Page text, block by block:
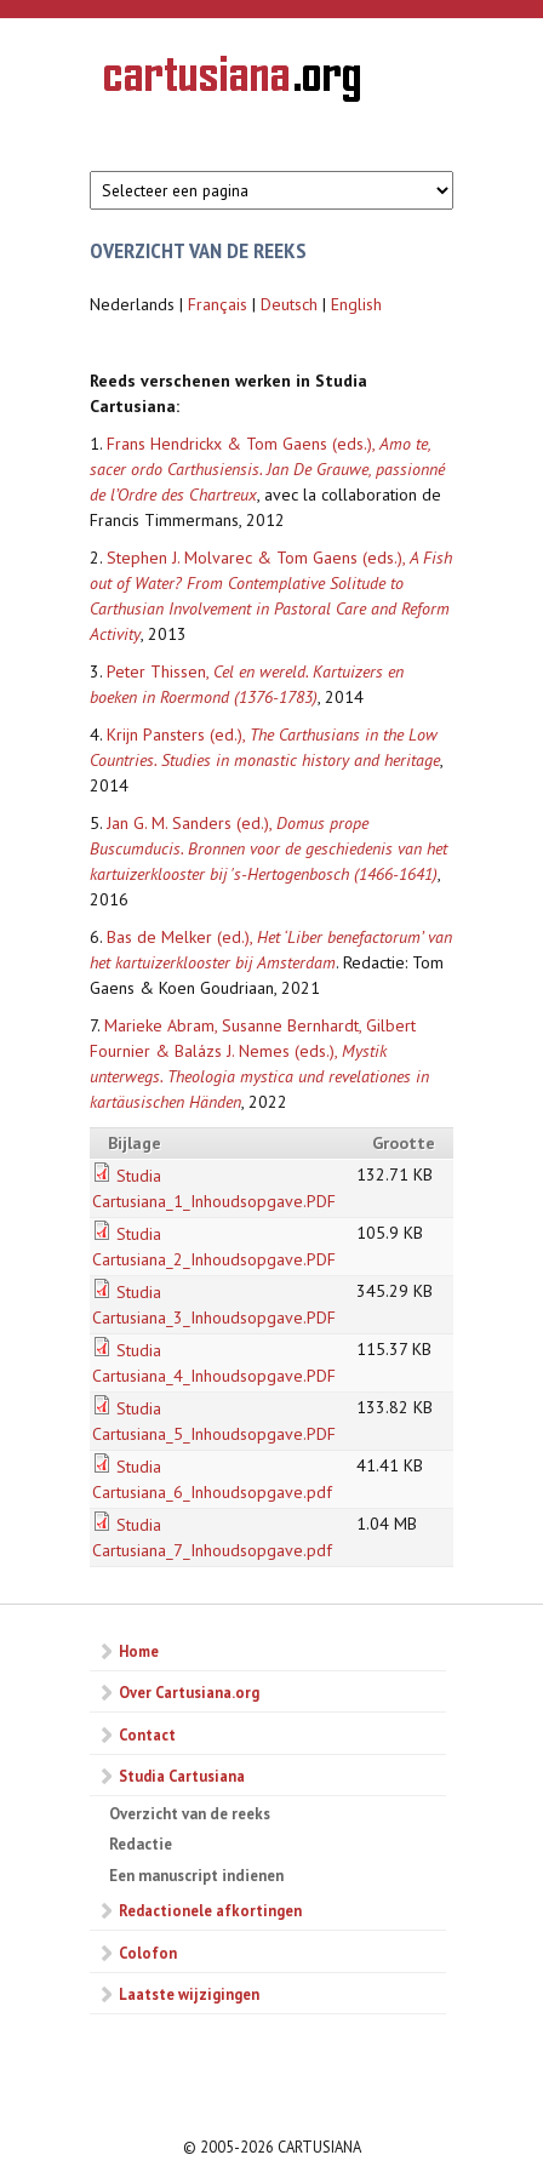
Overslaan en naar de inhoud gaan
CARTUSIANA
Geschiedenis
van de
OVERZICHT VAN DE REEKS
Nederlands | Français | Deutsch | English
Reeds verschenen werken in Studia
Cartusiana:
1. Frans Hendrickx & Tom Gaens (eds.),Amo te,
sacer ordo Carthusiensis. Jan De Grauwe, passionné
de l’Ordre des Chartreux, avec la collaboration de
Francis Timmermans, 2012
2. Stephen J. Molvarec & Tom Gaens (eds.),A Fish
out of Water? From Contemplative Solitude to
Carthusian Involvement in Pastoral Care and Reform
Activity, 2013
3. Peter Thissen, Cel en wereld. Kartuizers en
boeken in Roermond (1376-1783), 2014
4. Krijn Pansters (ed.), The Carthusians in the Low
Countries. Studies in monastic history and heritage,
2014
5. Jan G. M. Sanders (ed.), Domus prope
Buscumducis. Bronnen voor de geschiedenis van het
kartuizerklooster bij 's-Hertogenbosch (1466-1641),
2016
6. Bas de Melker (ed.), Het ‘Liber benefactorum’ van
het kartuizerklooster bij Amsterdam. Redactie: Tom
Gaens & Koen Goudriaan, 2021
7. Marieke Abram, Susanne Bernhardt, Gilbert
Fournier & Balázs J. Nemes (eds.), Mystik
unterwegs. Theologia mystica und revelationes in
kartäusischen Händen, 2022
Bijlage
Grootte
Studia
Cartusiana_1_Inhoudsopgave.PDF
132.71 KB
Studia
Cartusiana_2_Inhoudsopgave.PDF
105.9 KB
Studia
Cartusiana_3_Inhoudsopgave.PDF
345.29 KB
Studia
Cartusiana_4_Inhoudsopgave.PDF
115.37 KB
Studia
Cartusiana_5_Inhoudsopgave.PDF
133.82 KB
Studia
Cartusiana_6_Inhoudsopgave.pdf
41.41 KB
Studia
Cartusiana_7_Inhoudsopgave.pdf
1.04 MB
Home
Over Cartusiana.org
Contact
Studia Cartusiana
Overzicht van de reeks
Redactie
Een manuscript indienen
Redactionele afkortingen
Colofon
Laatste wijzigingen
© 2005-2026 CARTUSIANA